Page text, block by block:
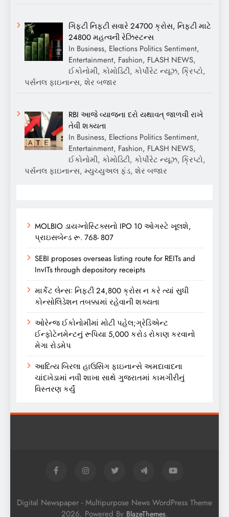
ગિફ્ટી નિફ્ટી સવારે 24700 ક્રોસ, નિફ્ટી માટે
24800 મહત્વની રેઝિસ્ટન્સ
In Business, Elections Politics Sentiment,
Entertainment, Fashion, FLASH NEWS,
ઈકોનોમી, કોમોડિટી, કોર્પોરેટ ન્યૂઝ, ક્રિપ્ટો,
પર્સનલ ફાઇનાન્સ, શેર બજાર
RBI આજે વ્યાજના દરો યથાવત્ જાળવી રાખે
તેવી શક્યતા
In Business, Elections Politics Sentiment,
Entertainment, Fashion, FLASH NEWS,
ઈકોનોમી, કોમોડિટી, કોર્પોરેટ ન્યૂઝ, ક્રિપ્ટો,
પર્સનલ ફાઇનાન્સ, મ્યુચ્યુઅલ ફંડ, શેર બજાર
MOLBIO ડાયગ્નોસ્ટિક્સનો IPO 10 ઓગસ્ટે ખૂલશે,
પ્રાઇસબેન્ડ રૂ. 768- 807
SEBI proposes overseas listing route for REITs and
InvITs through depository receipts
માર્કેટ લેન્સઃ નિફ્ટી 24,800 ક્રોસ ન કરે ત્યાં સુધી
કોન્સોલિડેશન તબક્કામાં રહેવાની શક્યતા
ઓરેન્જ ઈકોનોમીમાં મોટી પહેલ;ગ્રેડિએન્ટ
ઈન્ફોટેનમેન્ટનું રૂપિયા 5,000 કરોડ રોકાણ કરવાનો
મેગા રોડમેપ
આદિત્ય બિરલા હાઉસિંગ ફાઇનાન્સે અમદાવાદના
ચાંદખેડામાં નવી શાખા સાથે ગુજરાતમાં કામગીરીનું
વિસ્તરણ કર્યું
Digital Newspaper - Multipurpose News WordPress Theme
2026. Powered By BlazeThemes.